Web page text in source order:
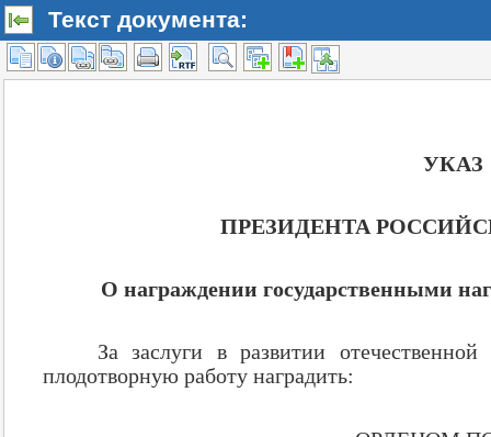
Текст документа: